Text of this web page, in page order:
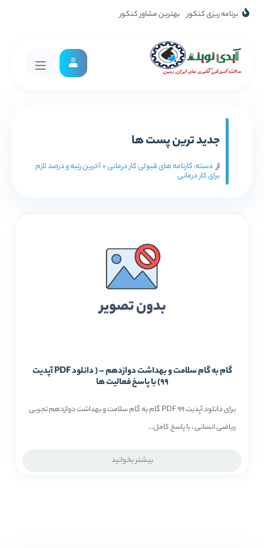
برنامه ریزی کنکور بهترین مشاور کنکور
جدید ترین پست ها
ازدسته:کارنامه های قبولی کار درمانی + آخرین رتبه و درصد لازم
برای کار درمانی
گام به گام سلامت و بهداشت دوازدهم – ( دانلود PDF آپدیت
99) با پاسخ فعالیت ها
برای دانلود آپدیت 99 PDF گام به گام سلامت و بهداشت دوازدهم تجربی
ریاضی انسانی ، با پاسخ کامل...
بیشتر بخوانید